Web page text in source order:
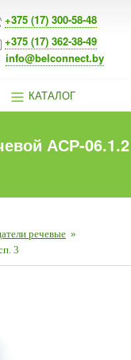
+375 (17) 300-58-48
+375 (17) 362-38-49
info@belconnect.by
КАТАЛОГ
АСР-06.1.2
речевые »
3